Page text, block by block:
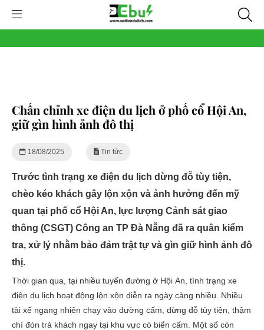
Chấn chỉnh xe điện du lịch ở phố cổ Hội An,
giữ gìn hình ảnh đô thị
18/08/2025 Tin tức
Trước tình trạng xe điện du lịch dừng đỗ tùy tiện,
chèo kéo khách gây lộn xộn và ảnh hưởng đến mỹ
quan tại phố cổ Hội An, lực lượng Cảnh sát giao
thông (CSGT) Công an TP Đà Nẵng đã ra quân kiểm
tra, xử lý nhằm bảo đảm trật tự và gìn giữ hình ảnh đô
thị.
Thời gian qua, tại nhiều tuyến đường ở Hội An, tình trạng xe
điện du lịch hoạt động lộn xộn diễn ra ngày càng nhiều. Nhiều
tài xế ngang nhiên chạy vào đường cấm, dừng đỗ tùy tiện, thậm
chí đón trả khách ngay tại khu vực có biển cấm. Một số còn